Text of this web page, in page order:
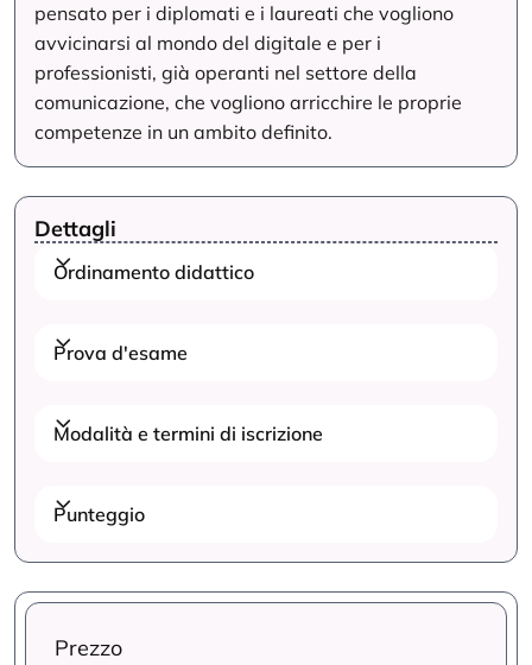
pensato per i diplomati e i laureati che vogliono
avvicinarsi al mondo del digitale e per i
professionisti, già operanti nel settore della
comunicazione, che vogliono arricchire le proprie
competenze in un ambito definito.
Dettagli
Ordinamento didattico
Prova d'esame
Modalità e termini di iscrizione
Punteggio
Prezzo